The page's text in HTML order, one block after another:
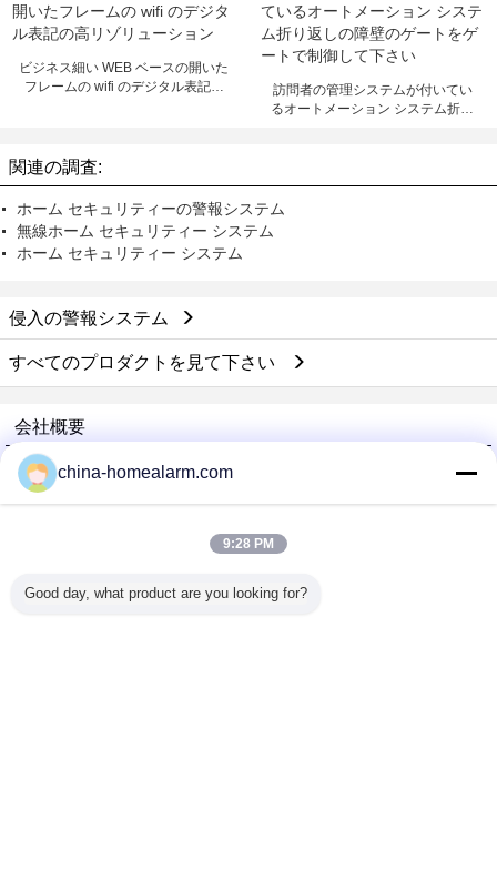
ビジネス細い WEB ベースの開いた
フレームの wifi のデジタル表記の
訪問者の管理システムが付いてい
るオートメーション システム折り
関連の調査:
ホーム セキュリティーの警報システム
無線ホーム セキュリティー システム
ホーム セキュリティー システム
侵入の警報システム
すべてのプロダクトを見て下さい
会社概要
Alarms Series Technology Co., Limited
検証サプライヤー
Verified Suplier
china-homealarm.com
9:28 PM
Good day, what product are you looking for?